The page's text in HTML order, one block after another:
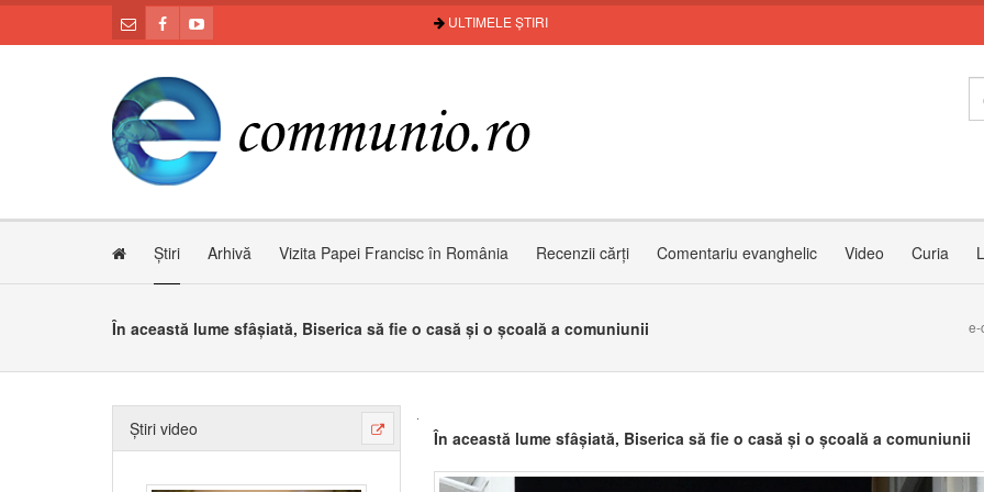
ULTIMELE ȘTIRI
Știri Arhivă Vizita Papei Francisc în România Recenzii cărți Comentariu evanghelic Video Curia
În această lume sfâșiată, Biserica să fie o casă și o școală a comuniunii e-
Știri video În această lume sfâșiată, Biserica să fie o casă și o școală a comuniunii